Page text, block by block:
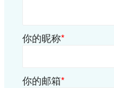
你的昵称*
你的邮箱*